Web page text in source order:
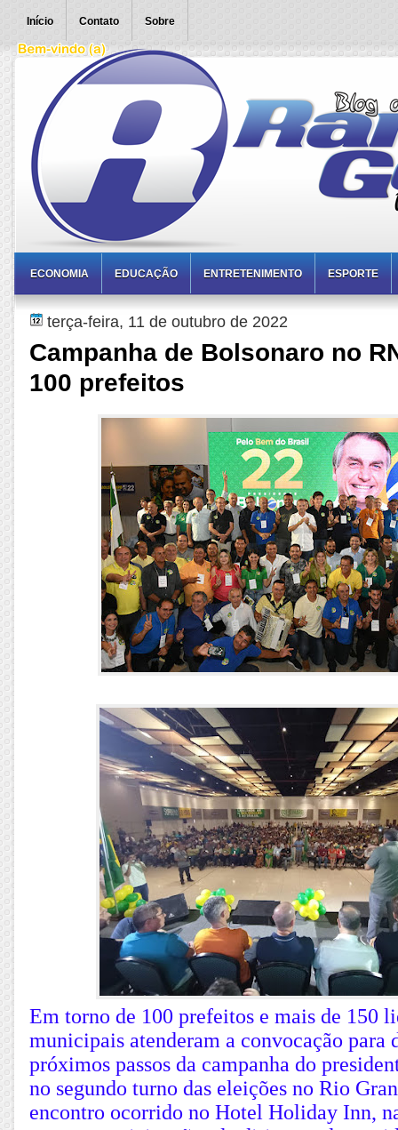
Início Contato Sobre
ECONOMIA EDUCAÇÃO ENTRETENIMENTO ESPORTE
terça-feira, 11 de outubro de 2022
Campanha de Bolsonaro no
100 prefeitos
Em torno de 100 prefeitos e mais de 150
municipais atenderam a convocação para
próximos passos da campanha do
no segundo turno das eleições no Rio
encontro ocorrido no Hotel Holiday Inn,